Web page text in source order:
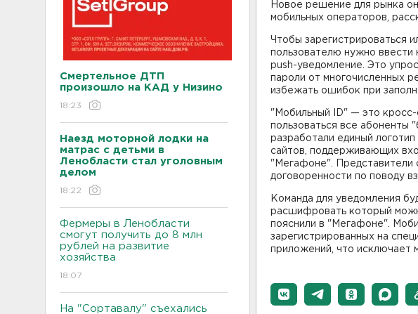
Смертельное ДТП
произошло на КАД у Низино
18:23
Наезд моторной лодки на
матрас с детьми в
Ленобласти стал уголовным
делом
18:22
Фермеры в Ленобласти
смогут получить до 8 млн
рублей на развитие
хозяйства
18:07
На "Сортавалу" съехались
Новое решение для рынка
мобильных операторов,
Чтобы зарегистрироваться
пользователю нужно ввести
push-уведомление. Это
пароли от многочисленных
избежать ошибок при
"Мобильный ID" — это кросс-
пользоваться все абоненты
разработали единый
сайтов, поддерживающих
"Мегафоне". Представители
договоренности по поводу
Команда для уведомления
расшифровать который
пояснили в "Мегафоне".
зарегистрированных на
приложений, что исключает